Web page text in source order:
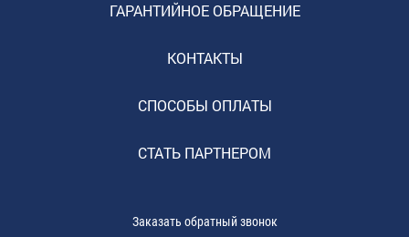
ГАРАНТИЙНОЕ ОБРАЩЕНИЕ
КОНТАКТЫ
СПОСОБЫ ОПЛАТЫ
СТАТЬ ПАРТНЕРОМ
Заказать обратный звонок